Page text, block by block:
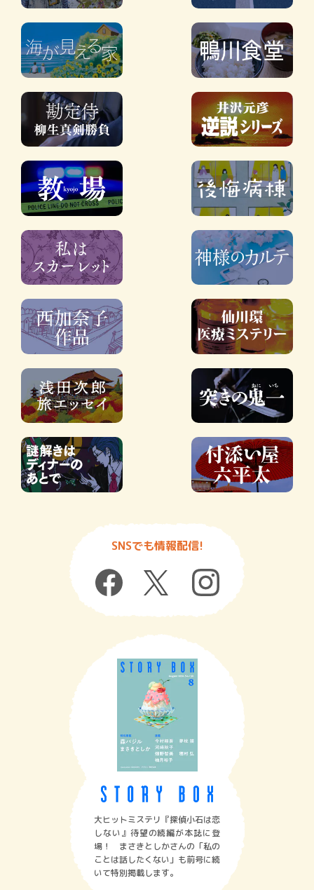
SNSでも情報配信!
大ヒットミステリ『探偵小石は恋
しない』待望の続編が本誌に登
場！ まさきとしかさんの「私の
ことは話したくない」も前号に続
いて特別掲載します。